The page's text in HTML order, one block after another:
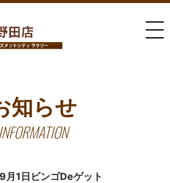
知らせ
INFORMATION
1日ビンゴDeゲット